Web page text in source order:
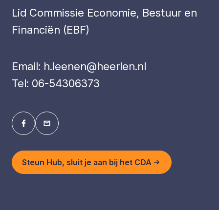
Lid Commissie Economie, Bestuur en
Financiën (EBF)
Email: h.leenen@heerlen.nl
Tel: 06-54306373
Steun Hub, sluit je aan bij het CDA